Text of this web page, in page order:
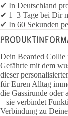
✔ In Deutschland
✔ 1–3 Tage bei Dir
✔ In 60 Sekunden
Dein Bearded Collie
Gefährte mit dem
dieser
für Euren Alltag
die Gassirunde oder
– sie verbindet
Verbindung zu